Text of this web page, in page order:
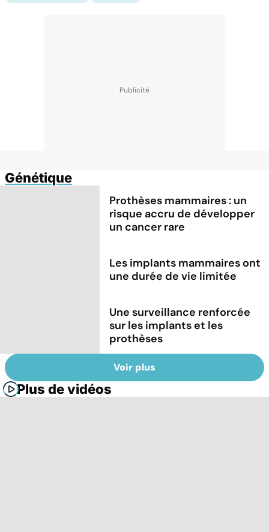
Génétique
Prothèses mammaires : un
risque accru de développer
un cancer rare
Les implants mammaires ont
une durée de vie limitée
Une surveillance renforcée
sur les implants et les
prothèses
Voir plus
Plus de vidéos